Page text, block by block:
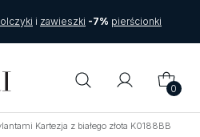
i zawieszki -7% pierścionki
0
Kartezja z białego złota K0188BB